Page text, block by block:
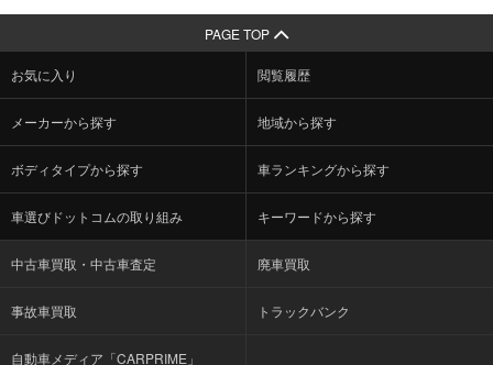
PAGE TOP
お気に入り 閲覧履歴
メーカーから探す 地域から探す
ボディタイプから探す 車ランキングから探す
車選びドットコムの取り組み キーワードから探す
中古車買取・中古車査定 廃車買取
事故車買取 トラックバンク
自動車メディア「CARPRIME」